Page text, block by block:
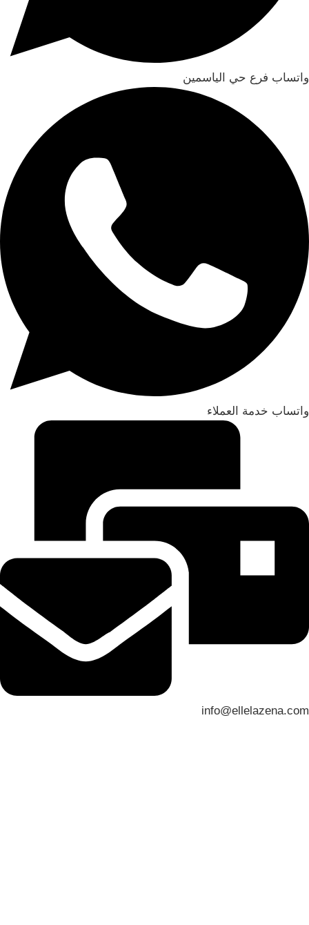
واتساب فرع حي الياسمين
واتساب خدمة العملاء
info@ellelazena.com